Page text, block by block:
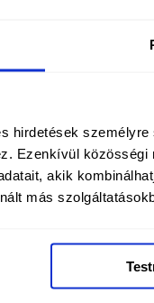
hirdetések
Ezenkívül
akik
más
béke,
Megtekintés